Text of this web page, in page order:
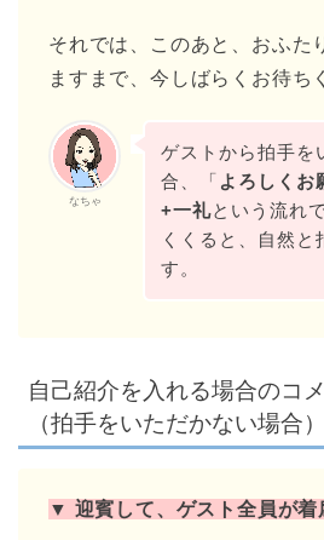
それでは、このあと、おふた
ますまで、今しばらくお待ち
なちゃ
ゲストから拍手を
合、「 よろしくお
+一礼という流れ
くくると、自然と
す。
自己紹介を入れる場合のコ
（拍手をいただかない場合）
▼ 迎賓して、ゲスト全員が着